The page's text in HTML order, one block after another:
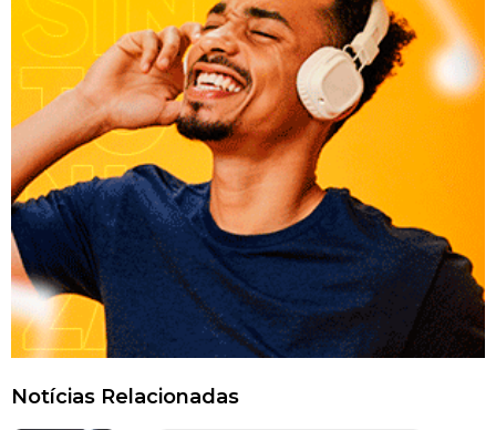
Notícias Relacionadas